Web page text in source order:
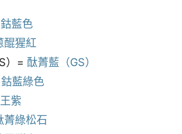
鈷藍色
醌猩紅
）=酞菁藍（GS）
鈷藍綠色
紫
菁綠松石